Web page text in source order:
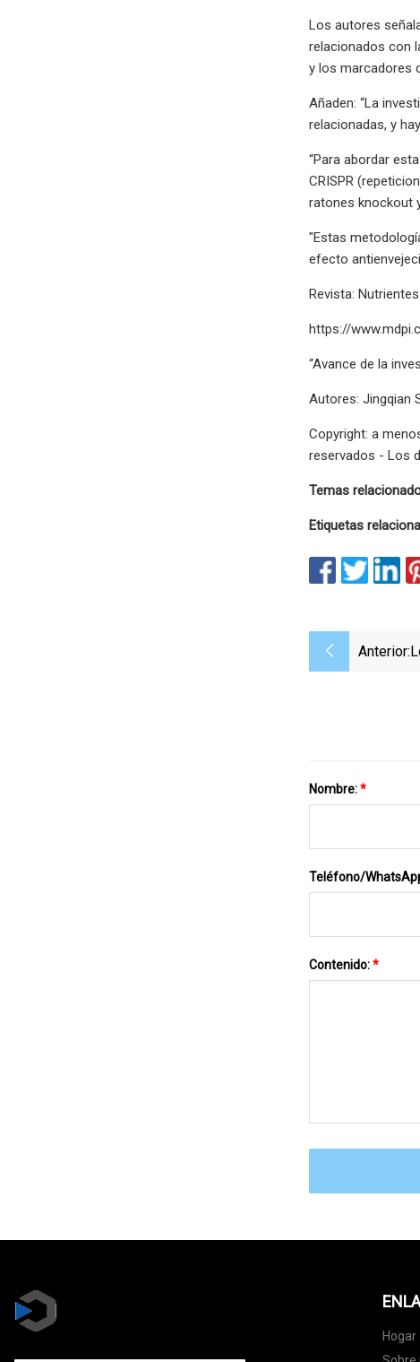
Los autores
relacionados con
y los marcadores
Añaden: “La
relacionadas, y
“Para abordar
CRISPR
ratones knockout
"Estas
efecto
Revista: Nutrientes
https://
“Avance de la
Autores: Jingqian
Copyright: a
reservados - Los
Temas
Etiquetas
Anterior:
Nombre:*
Teléfono/
Contenido:*
Hogar